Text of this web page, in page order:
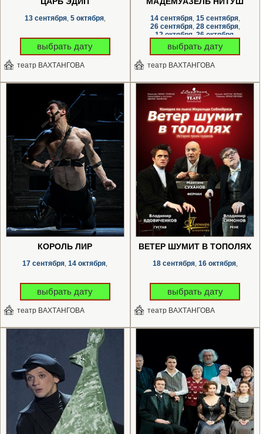
13 сентября, 5 октября,
выбрать дату
театр ВАХТАНГОВА
14 сентября, 15 сентября,
26 сентября, 28 сентября,
12 октября, 26 октября,
выбрать дату
театр ВАХТАНГОВА
КОРОЛЬ ЛИР
17 сентября 14 октября
выбрать дату
театр ВАХТАНГОВА
ВЕТЕР ШУМИТ В ТОПОЛЯХ
18 сентября, 16 октября,
выбрать дату
театр ВАХТАНГОВА